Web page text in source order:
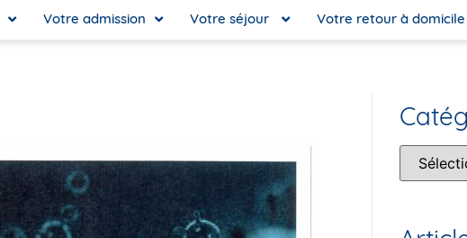
Votre admission Votre séjour Votre retour à domicile